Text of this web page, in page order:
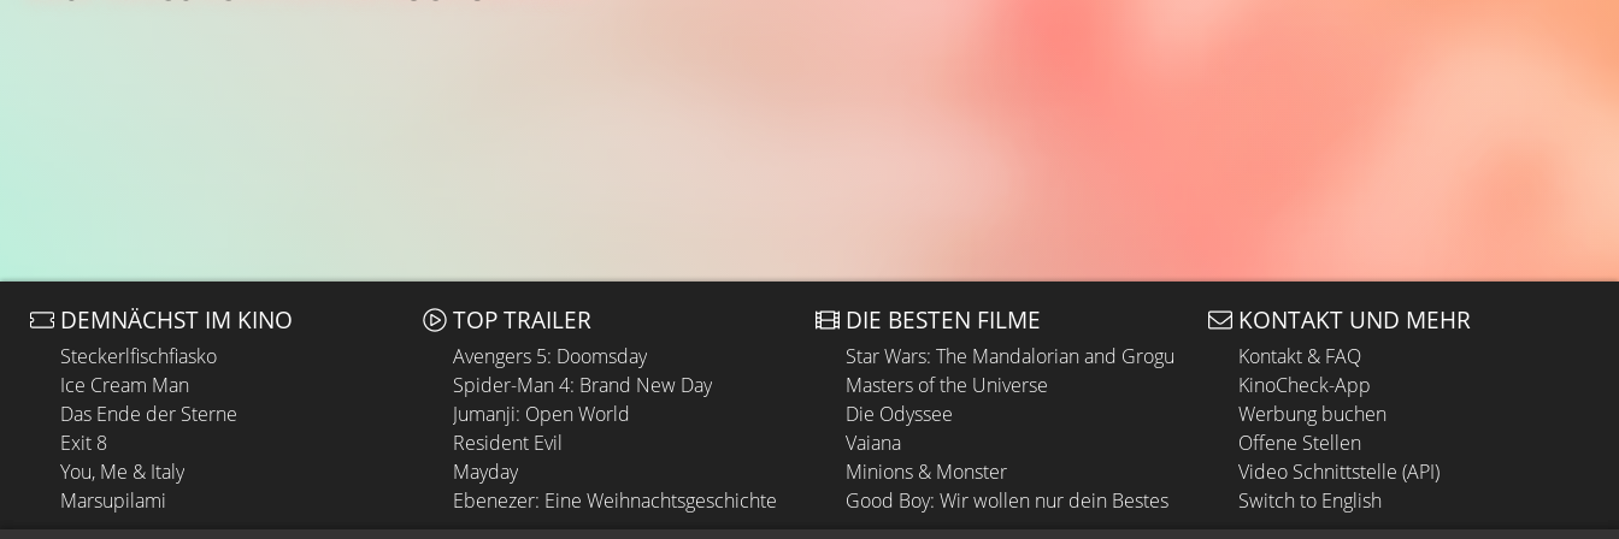
DEMNÄCHST IM KINO
Steckerlfischfiasko
Ice Cream Man
Das Ende der Sterne
Exit 8
You, Me & Italy
Marsupilami
TOP TRAILER
Avengers 5: Doomsday
Spider-Man 4: Brand New Day
Jumanji: Open World
Resident Evil
Mayday
Ebenezer: Eine Weihnachtsgeschichte
DIE BESTEN FILME
Star Wars: The Mandalorian and Grogu
Masters of the Universe
Die Odyssee
Vaiana
Minions & Monster
Good Boy: Wir wollen nur dein Bestes
KONTAKT UND MEHR
Kontakt & FAQ
KinoCheck-App
Werbung buchen
Offene Stellen
Video Schnittstelle (API)
Switch to English